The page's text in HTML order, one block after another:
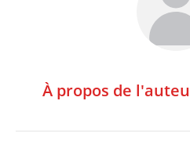
À propos de